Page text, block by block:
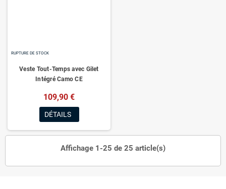
RUPTURE DE STOCK
Veste Tout-Temps avec Gilet
Intégré Camo CE
109,90 €
DÉTAILS
Affichage 1-25 de 25 article(s)